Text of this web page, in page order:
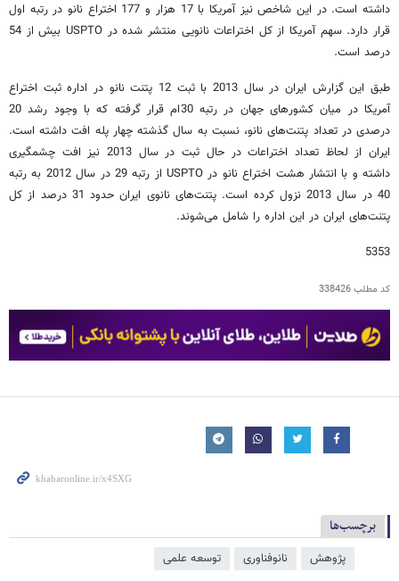
داشته است. در این شاخص نیز آمریکا با 17 هزار و 177 اختراع نانو در رتبه اول
قرار دارد. سهم آمریکا از کل اختراعات نانویی منتشر شده در USPTO بیش از 54
درصد است.
طبق این گزارش ایران در سال 2013 با ثبت 12 پتنت نانو در اداره ثبت اختراع
آمریکا در میان کشورهای جهان در رتبه 30ام قرار گرفته که با وجود رشد 20
درصدی در تعداد پتنت‌های نانو، نسبت به سال گذشته چهار پله افت داشته است.
ایران از لحاظ تعداد اختراعات در حال ثبت در سال 2013 نیز افت چشمگیری
داشته و با انتشار هشت اختراع نانو در USPTO از رتبه 29 در سال 2012 به رتبه
40 در سال 2013 نزول کرده است. پتنت‌های نانوی ایران حدود 31 درصد از کل
پتنت‌های ایران در این اداره را شامل می‌شوند.
5353
کد مطلب338426
برچسب‌ها
پژوهش نانوفناوری توسعه علمی